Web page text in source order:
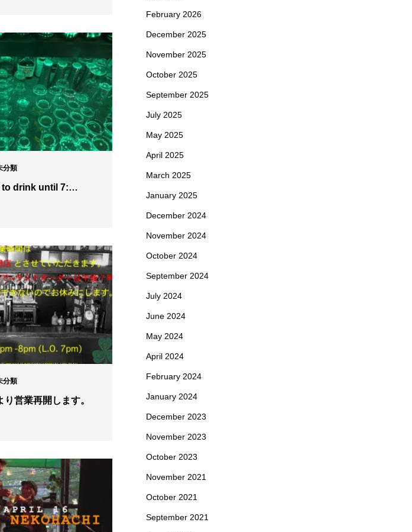
分類
to drink until 7:…
分類
営業再開します。
February 2026
December 2025
November 2025
October 2025
September 2025
July 2025
May 2025
April 2025
March 2025
January 2025
December 2024
November 2024
October 2024
September 2024
July 2024
June 2024
May 2024
April 2024
February 2024
January 2024
December 2023
November 2023
October 2023
November 2021
October 2021
September 2021